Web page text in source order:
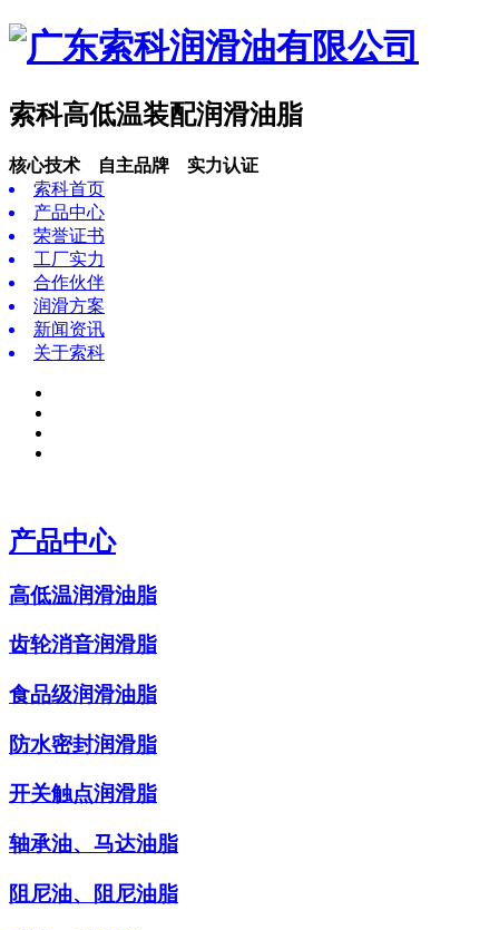
索科高低温装配润滑油脂
核心技术 自主品牌 实力认证
索科首页
产品中心
荣誉证书
工厂实力
合作伙伴
润滑方案
新闻资讯
关于索科
产品中心
高低温润滑油脂
齿轮消音润滑脂
食品级润滑油脂
防水密封润滑脂
开关触点润滑脂
轴承油、马达油脂
阻尼油、阻尼油脂